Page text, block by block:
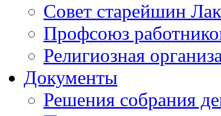
Совет старейшин
Профсоюз
Религиозная
Документы
Решения собрания